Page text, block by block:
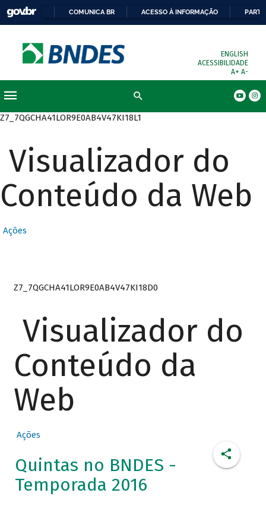
COMUNICA BR ACESSO À INFORMAÇÃO
ENGLISH
ACESSIBILIDADE
A+ A-
Z7_7QGCHA41LOR9E0AB4V47KI18L1
Visualizador do
Conteúdo da Web
Ações
Z7_7QGCHA41LOR9E0AB4V47KI18D0
Visualizador do
Conteúdo da
Web
Ações
Quintas no BNDES -
Temporada 2016